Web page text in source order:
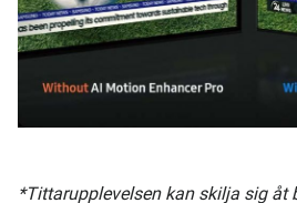
*Tittarupplevelsen kan skilja sig åt